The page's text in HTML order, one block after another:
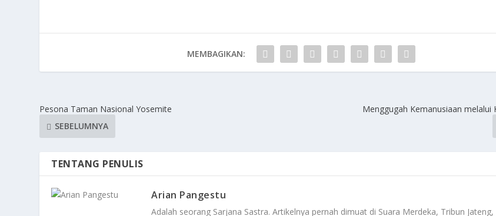
MEMBAGIKAN:
Pesona Taman Nasional Yosemite
SEBELUMNYA
Menggugah Kemanusiaan melalui
TENTANG PENULIS
Arian Pangestu
Adalah seorang Sarjana Sastra. Artikelnya pernah dimuat di Suara Merdeka, Tribun Jateng,